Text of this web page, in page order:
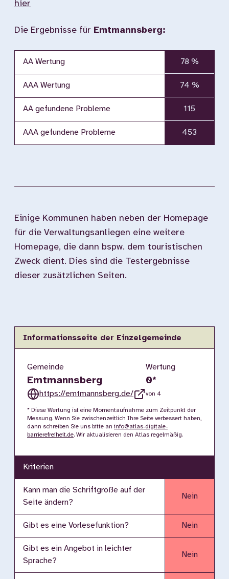
hier
Die Ergebnisse für Emtmannsberg:
AA Wertung 78 %
AAA Wertung 74 %
AA gefundene Probleme 115
AAA gefundene Probleme 453
Einige Kommunen haben neben der Homepage
für die Verwaltungsanliegen eine weitere
Homepage, die dann bspw. dem touristischen
Zweck dient. Dies sind die Testergebnisse
dieser zusätzlichen Seiten.
Informationsseite der Einzelgemeinde
Gemeinde
Emtmannsberg
https://emtmannsberg.de/
Wertung
0*
von 4
* Diese Wertung ist eine Momentaufnahme zum Zeitpunkt der
Messung. Wenn Sie zwischenzeitlich Ihre Seite verbessert haben,
dann schreiben Sie uns bitte an info@atlas-digitale-
barrierefreiheit.de. Wir aktualisieren den Atlas regelmäßig.
Kriterien
Kann man die Schriftgröße auf der
Seite ändern?
Nein
Gibt es eine Vorlesefunktion? Nein
Gibt es ein Angebot in leichter
Sprache?
Nein